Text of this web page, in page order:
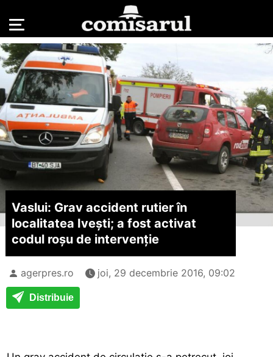
Vaslui: Grav accident rutier în
localitatea Ivești; a fost activat
codul roșu de intervenție
agerpres.ro joi, 29 decembrie 2016, 09:02
Distribuie